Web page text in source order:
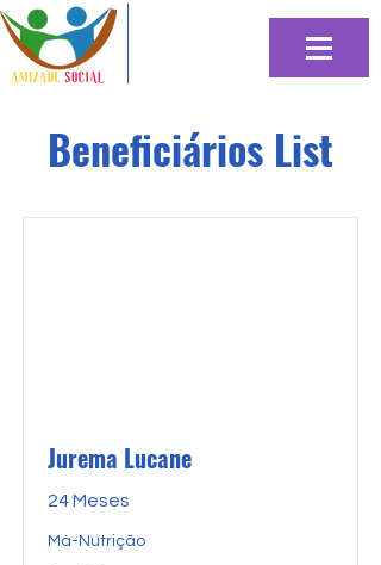
Beneficiários List
Jurema Lucane
24 Meses
Má-Nutrição